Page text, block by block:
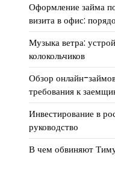
Оформление займа
визита в офис:
Музыка ветра:
колокольчиков
Обзор онлайн-
требования к
Инвестирование в
руководство
В чем обвиняют